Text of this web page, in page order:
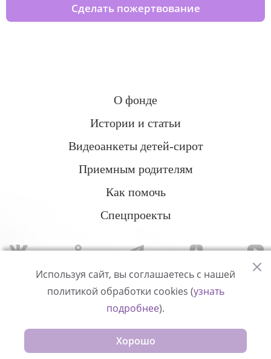
Сделать пожертвование
О фонде
Истории и статьи
Видеоанкеты детей-сирот
Приемным родителям
Как помочь
Спецпроекты
Политика конфиденциальности
© Измени одну жизнь
Используя сайт, вы соглашаетесь с нашей
политикой обработки cookies (узнать
подробнее).
Хорошо